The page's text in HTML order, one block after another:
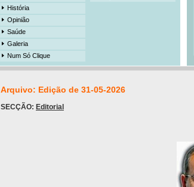
História
Opinião
Saúde
Galeria
Num Só Clique
Arquivo: Edição de 31-05-2026
SECÇÃO: Editorial